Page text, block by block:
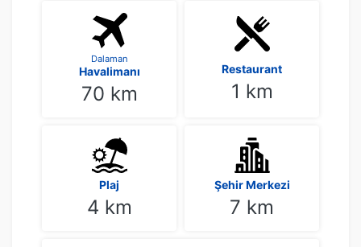
Dalaman
Havalimanı
70 km
Restaurant
1 km
Plaj
4 km
Şehir Merkezi
7 km